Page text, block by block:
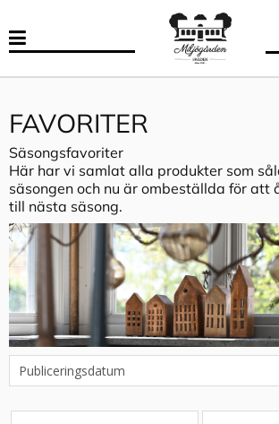
FAVORITER
Säsongsfavoriter
Här har vi samlat alla produkter som
säsongen och nu är ombeställda för att
till nästa säsong.